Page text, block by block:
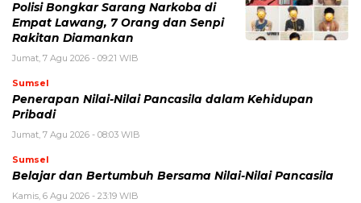
Polisi Bongkar Sarang Narkoba di
Empat Lawang, 7 Orang dan Senpi
Rakitan Diamankan
Jumat, 7 Agu 2026 - 09:21 WIB
Sumsel
Penerapan Nilai-Nilai Pancasila dalam Kehidupan
Pribadi
Jumat, 7 Agu 2026 - 08:03 WIB
Sumsel
Belajar dan Bertumbuh Bersama Nilai-Nilai Pancasila
Kamis, 6 Agu 2026 - 23:19 WIB